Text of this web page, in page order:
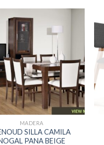
MADERA
SILLA CAMILA
PANA BEIGE